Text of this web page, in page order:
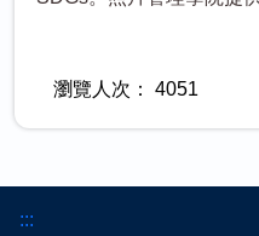
瀏覽人次： 4051
:::